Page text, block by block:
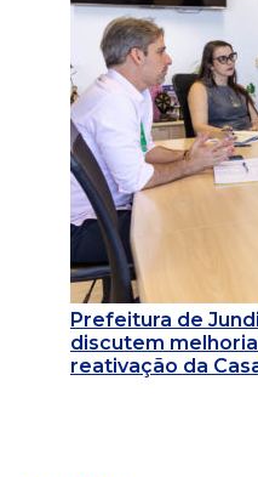
Prefeitura de
discutem
reativação da